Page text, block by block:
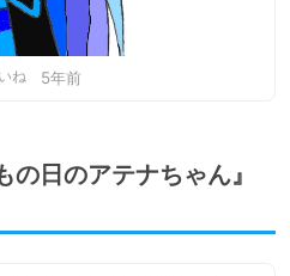
ね 5年前
日のアテナちゃん』